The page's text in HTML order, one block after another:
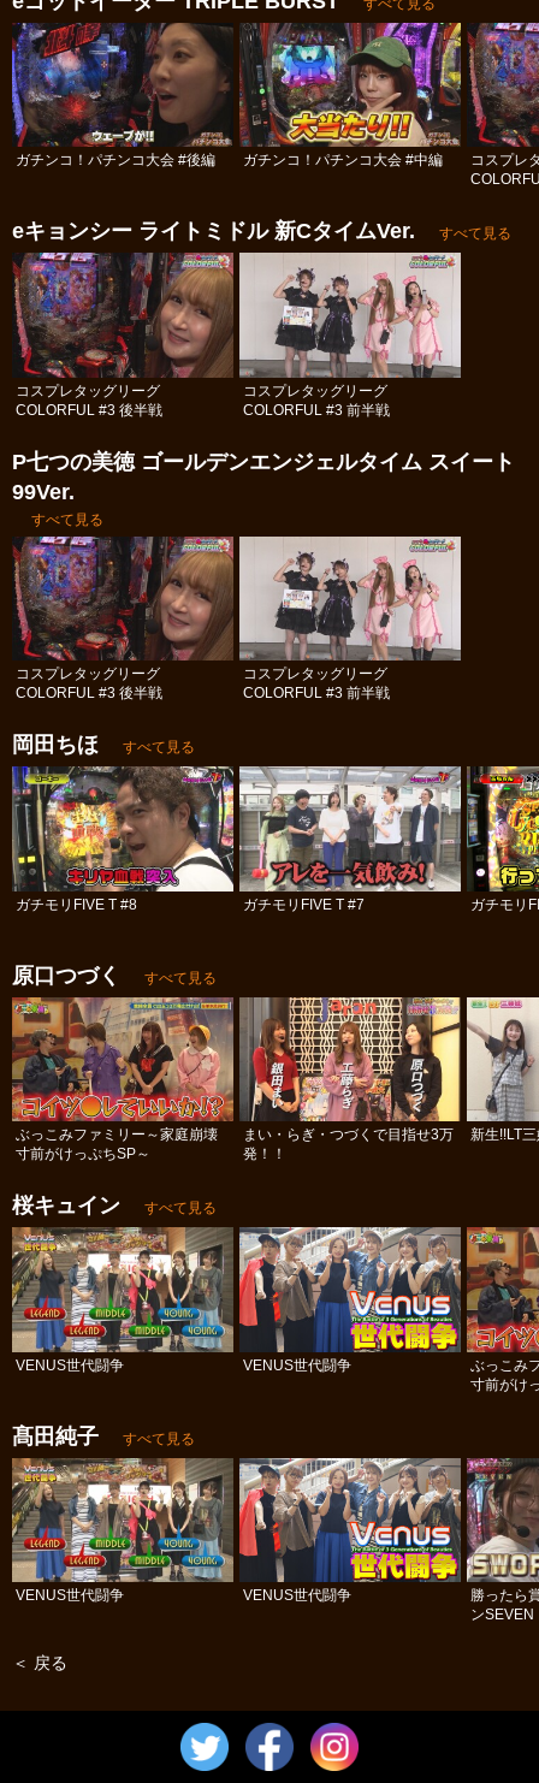
ガチンコ！パチンコ大会 #後編 ガチンコ！パチンコ大会 #中編
コスプレ
eキョンシー ライトミドル 新CタイムVer. すべて見る
コスプレタッグリーグ
COLORFUL #3 後半戦
コスプレタッグリーグ
COLORFUL #3 前半戦
P七つの美徳 ゴールデンエンジェルタイム スイート
99Ver.
すべて見る
コスプレタッグリーグ
COLORFUL #3 後半戦
コスプレタッグリーグ
COLORFUL #3 前半戦
岡田ちほ すべて見る
ガチモリFIVE T #8 ガチモリFIVE T #7 ガチモリ
原口つづく すべて見る
ぶっこみファミリー～家庭崩壊
寸前がけっぷちSP～
まい・らぎ・つづくで目指せ3万
発！！
新生!!LT
桜キュイン すべて見る
VENUS世代闘争 VENUS世代闘争
ぶっこみ
寸前がけ
髙田純子 すべて見る
VENUS世代闘争 VENUS世代闘争
勝ったら
ンSEVEN
＜ 戻る